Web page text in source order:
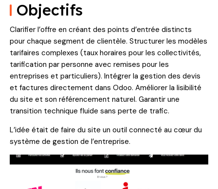
Objectifs
Clarifier l’offre en créant des points d’entrée distincts
pour chaque segment de clientèle. Structurer les modèles
tarifaires complexes (taux horaires pour les collectivités,
tarification par personne avec remises pour les
entreprises et particuliers). Intégrer la gestion des devis
et factures directement dans Odoo. Améliorer la lisibilité
du site et son référencement naturel. Garantir une
transition technique fluide sans perte de trafic.
L’idée était de faire du site un outil connecté au cœur du
système de gestion de l’entreprise.